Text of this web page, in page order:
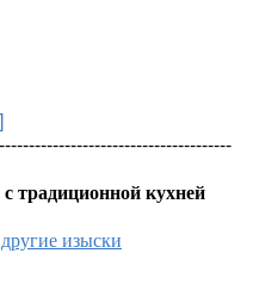
традиционной кухней
изыски